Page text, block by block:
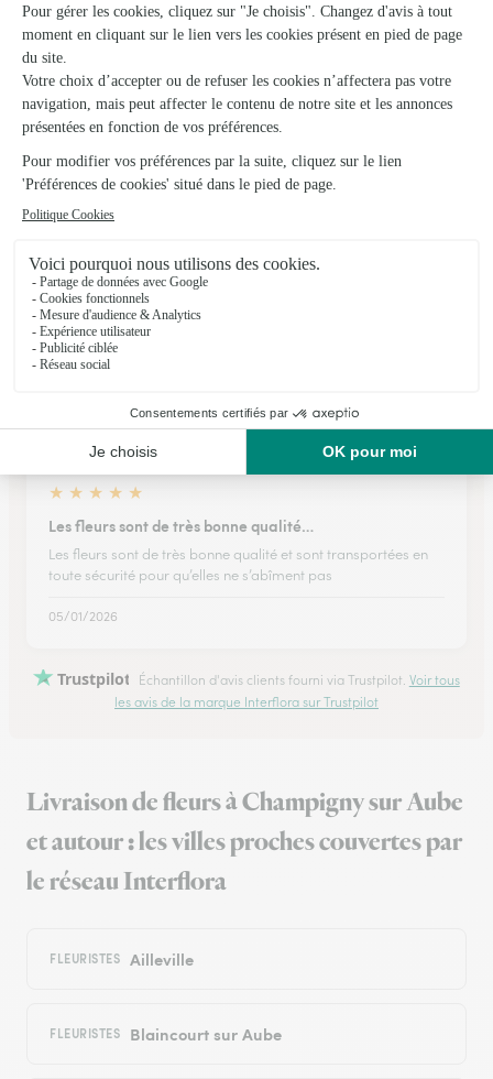
★ ★ ★ ★ ★
Toujours sérieux
15/07/2026
★ ★ ★ ★ ★
À voir à réception
À voir sur cette livraison la dernière présentait un bouquet
dans un vase et il n y avait pas de vase à la livraison . De
même le mail mentionné livré pour Noël et il arrivera le 26 .
★ ★ ★ ★ ★
Les fleurs sont de très bonne qualité…
Les fleurs sont de très bonne qualité et sont transportées en
toute sécurité pour qu’elles ne s’abîment pas
05/01/2026
Trustpilot Échantillon d'avis clients fourni via Trustpilot. Voir tous
les avis de la marque Interflora sur Trustpilot
Livraison de fleurs à Champigny sur Aube
et autour : les villes proches couvertes par
le réseau Interflora
FLEURISTES Ailleville
FLEURISTES Blaincourt sur Aube